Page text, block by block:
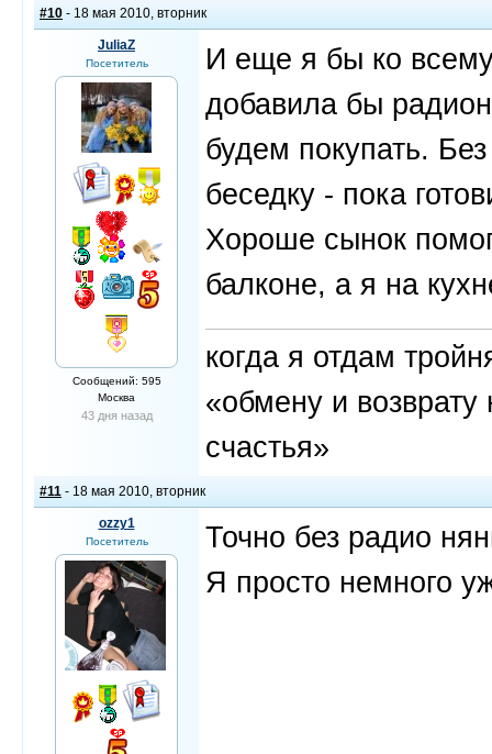
#10 - 18 мая 2010, вторник
JuliaZ
Посетитель
Сообщений: 595
Москва
43 дня назад
И еще я бы ко
добавила бы
будем покупать.
беседку - пока
Хороше сынок
балконе, а я на
когда я отдам
«обмену и
счастья»
#11 - 18 мая 2010, вторник
ozzy1
Посетитель
Точно без радио
Я просто немного